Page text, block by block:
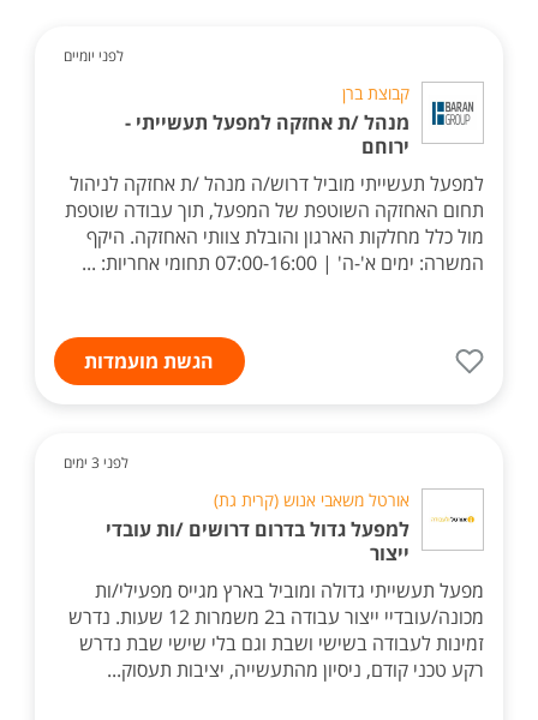
לפני יומיים
קבוצת ברן
מנהל /ת אחזקה למפעל תעשייתי -
ירוחם
למפעל תעשייתי מוביל דרוש/ה מנהל /ת אחזקה לניהול
תחום האחזקה השוטפת של המפעל, תוך עבודה שוטפת
מול כלל מחלקות הארגון והובלת צוותי האחזקה. היקף
המשרה: ימים א'-ה' | 07:00-16:00 תחומי אחריות: ...
הגשת מועמדות
לפני 3 ימים
אורטל משאבי אנוש (קרית גת)
למפעל גדול בדרום דרושים /ות עובדי
ייצור
מפעל תעשייתי גדולה ומוביל בארץ מגייס מפעילי/ות
מכונה/עובדיי ייצור עבודה ב2 משמרות 12 שעות. נדרש
זמינות לעבודה בשישי ושבת וגם בלי שישי שבת נדרש
רקע טכני קודם, ניסיון מהתעשייה, יציבות תעסוק...